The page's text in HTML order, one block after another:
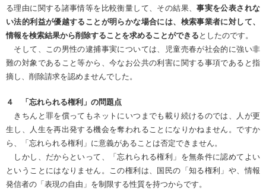
る理由に関する諸事情等を比較衡量して、その結果、事実を公表されな
い法的利益が優越することが明らかな場合には、検索事業者に対して、
情報を検索結果から削除することを求めることができるとしたのです。
そして、この男性の逮捕事実については、児童売春が社会的に強い非
難の対象であること等から、今なお公共の利害に関する事項であると指
摘し、削除請求を認めませんでした。
４ 「忘れられる権利」の問題点
きちんと罪を償ってもネットにいつまでも載り続けるのでは、人が更
生し、人生を再出発する機会を奪われることになりかねません。ですか
ら、「忘れられる権利」に意義があることは否定できません。
しかし、だからといって、「忘れられる権利」を無条件に認めてよい
ということにはなりません。この権利は、国民の「知る権利」や、情報
発信者の「表現の自由」を制限する性質を持つからです。